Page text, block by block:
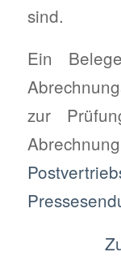
sind.
Ein
zur